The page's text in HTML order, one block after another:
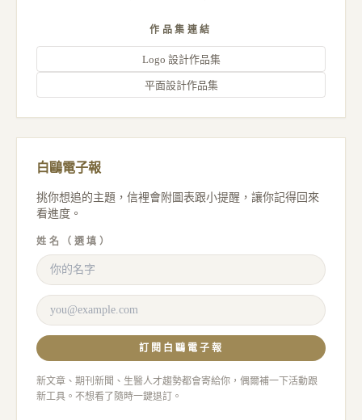
作品集連結
Logo 設計作品集
平面設計作品集
白鷗電子報
挑你想追的主題，信裡會附圖表跟小提醒，讓你記得回來
看進度。
姓名（選填）
訂閱白鷗電子報
新文章、期刊新聞、生醫人才趨勢都會寄給你，偶爾補一下活動跟
新工具。不想看了隨時一鍵退訂。